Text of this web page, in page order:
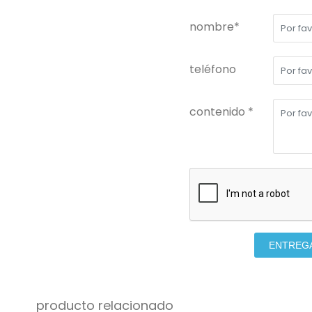
nombre*
teléfono
contenido *
producto relacionado